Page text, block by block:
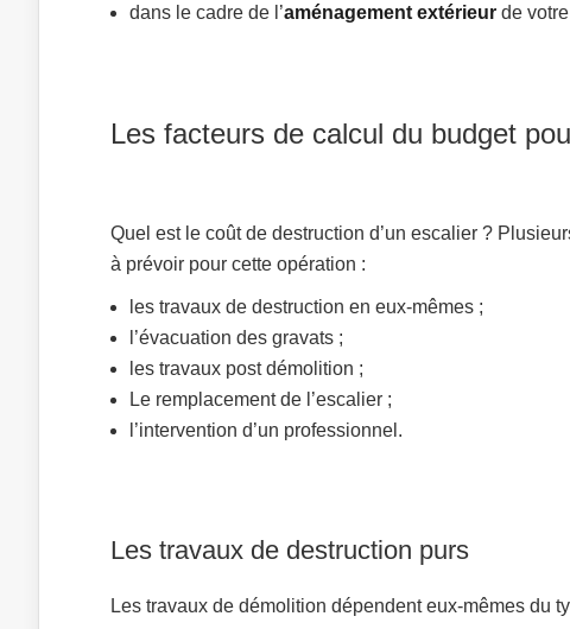
dans le cadre de l’aménagement extérieur de
Les facteurs de calcul du budget
Quel est le coût de destruction d’un escalier ?
à prévoir pour cette opération :
les travaux de destruction en eux-mêmes ;
l’évacuation des gravats ;
les travaux post démolition ;
Le remplacement de l’escalier ;
l’intervention d’un professionnel.
Les travaux de destruction purs
Les travaux de démolition dépendent eux-mêmes du